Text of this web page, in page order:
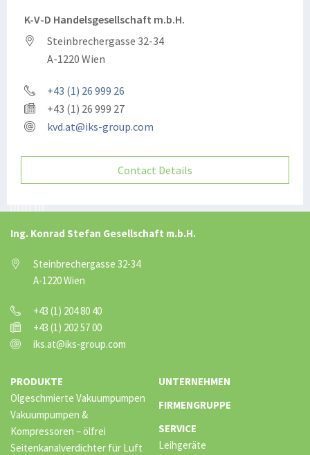
K-V-D Handelsgesellschaft m.b.H.
Steinbrechergasse 32-34
A-1220 Wien
+43 (1) 26 999 26
+43 (1) 26 999 27
kvd.at@iks-group.com
Contact Details
Ing. Konrad Stefan Gesellschaft m.b.H.
Steinbrechergasse 32-34
A-1220 Wien
+43 (1) 204 80 40
+43 (1) 202 57 00
iks.at@iks-group.com
PRODUKTE
Ölgeschmierte Vakuumpumpen
Vakuumpumpen &
Kompressoren – ölfrei
Seitenkanalverdichter für Luft
UNTERNEHMEN
FIRMENGRUPPE
SERVICE
Leihgeräte